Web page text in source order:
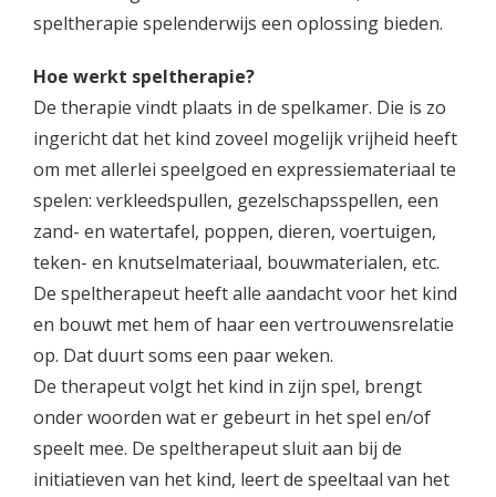
speltherapie spelenderwijs een oplossing bieden.
Hoe werkt speltherapie?
De therapie vindt plaats in de spelkamer. Die is zo
ingericht dat het kind zoveel mogelijk vrijheid heeft
om met allerlei speelgoed en expressiemateriaal te
spelen: verkleedspullen, gezelschapsspellen, een
zand- en watertafel, poppen, dieren, voertuigen,
teken- en knutselmateriaal, bouwmaterialen, etc.
De speltherapeut heeft alle aandacht voor het kind
en bouwt met hem of haar een vertrouwensrelatie
op. Dat duurt soms een paar weken.
De therapeut volgt het kind in zijn spel, brengt
onder woorden wat er gebeurt in het spel en/of
speelt mee. De speltherapeut sluit aan bij de
initiatieven van het kind, leert de speeltaal van het